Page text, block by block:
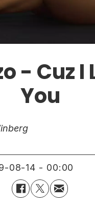
- Cuz I
You
08-14 - 00:00